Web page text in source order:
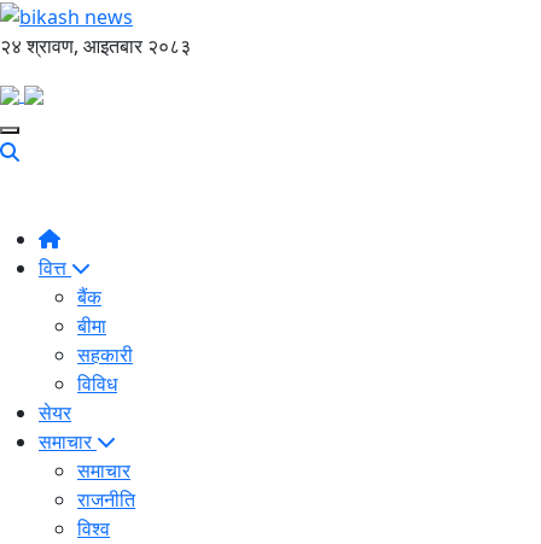
२४ श्रावण, आइतबार २०८३
वित्त
बैंक
बीमा
सहकारी
विविध
सेयर
समाचार
समाचार
राजनीति
विश्व